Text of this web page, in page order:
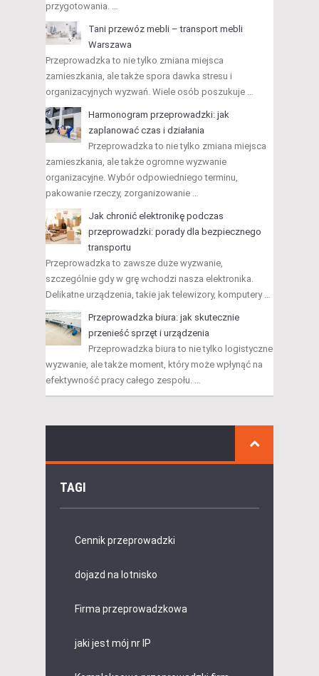
przygotowania. …
Tani przewóz mebli – transport mebli
Warszawa
Przeprowadzka to nie tylko zmiana miejsca
zamieszkania, ale także spora dawka stresu i
organizacyjnych wyzwań. Wiele osób poszukuje …
Harmonogram przeprowadzki: jak
zaplanować czas i działania
Przeprowadzka to nie tylko zmiana miejsca
zamieszkania, ale także ogromne wyzwanie
organizacyjne. Wybór odpowiedniego terminu,
pakowanie rzeczy, zorganizowanie …
Jak chronić elektronikę podczas
przeprowadzki: porady dla bezpiecznego
transportu
Przeprowadzka to zawsze duże wyzwanie,
szczególnie gdy w grę wchodzi nasza elektronika.
Delikatne urządzenia, takie jak telewizory, komputery …
Przeprowadzka biura: jak skutecznie
przenieść sprzęt i urządzenia
Przeprowadzka biura to nie tylko logistyczne
wyzwanie, ale także moment, który może wpłynąć na
efektywność pracy całego zespołu. …
TAGI
Cennik przeprowadzki
dojazd na lotnisko
Firma przeprowadzkowa
jaki jest mój nr IP